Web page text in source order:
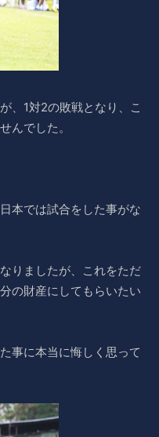
、1対2の敗戦となり、こ
んでした。
本では試合をした事がな
りましたが、これをただ
の財産にしてもらいたい
事に本当に悔しく思って